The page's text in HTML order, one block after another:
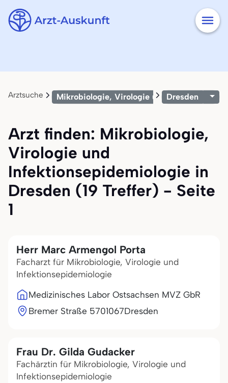
Arztsuche Mikrobiologie, Virologie undDresden
Arzt finden: Mikrobiologie,
Virologie und
Infektionsepidemiologie in
Dresden (19 Treffer) - Seite
1
Herr Marc Armengol Porta
Facharzt für Mikrobiologie, Virologie und
Infektionsepidemiologie
Medizinisches Labor Ostsachsen MVZ GbR
Bremer Straße 5701067Dresden
Frau Dr. Gilda Gudacker
Fachärztin für Mikrobiologie, Virologie und
Infektionsepidemiologie